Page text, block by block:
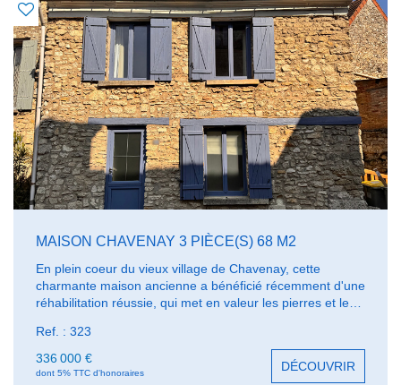
MAISON CHAVENAY 3 PIÈCE(S) 68 M2
En plein coeur du vieux village de Chavenay, cette
charmante maison ancienne a bénéficié récemment d'une
réhabilitation réussie, qui met en valeur les pierres et les
+ une très belle cave. Présentée en excellent état. A
visiter.
Ref. : 323
336 000 €
dont 5% TTC d'honoraires DÉCOUVRIR